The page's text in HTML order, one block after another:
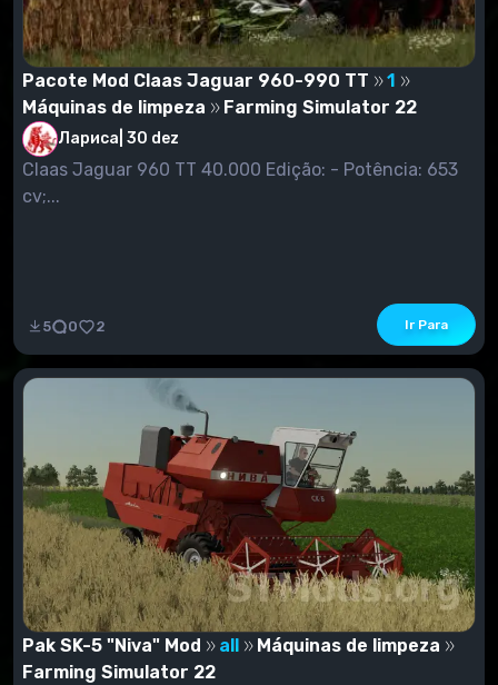
Pacote Mod Claas Jaguar 960-990 TT
1
Máquinas de limpeza
Farming Simulator 22
Лариса 30 dez
Claas Jaguar 960 TT 40.000 Edição: - Potência: 653
cv;...
5 0 2 Ir Para
Pak SK-5 "Niva" Mod all
Máquinas de limpeza
Farming Simulator 22